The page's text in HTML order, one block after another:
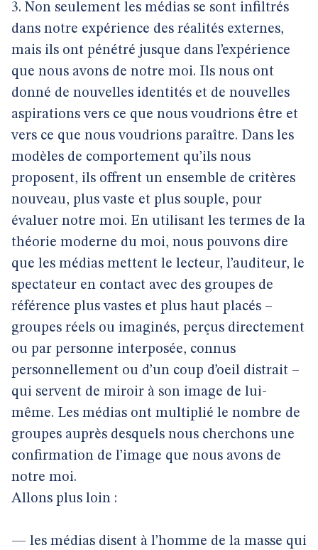
3. Non seulement les médias se sont infiltrés
dans notre expérience des réalités externes,
mais ils ont pénétré jusque dans l’expérience
que nous avons de notre moi. Ils nous ont
donné de nouvelles identités et de nouvelles
aspirations vers ce que nous voudrions être et
vers ce que nous voudrions paraître. Dans les
modèles de comportement qu’ils nous
proposent, ils offrent un ensemble de critères
nouveau, plus vaste et plus souple, pour
évaluer notre moi. En utilisant les termes de la
théorie moderne du moi, nous pouvons dire
que les médias mettent le lecteur, l’auditeur, le
spectateur en contact avec des groupes de
référence plus vastes et plus haut placés –
groupes réels ou imaginés, perçus directement
ou par personne interposée, connus
personnellement ou d’un coup d’oeil distrait –
qui servent de miroir à son image de lui-
même. Les médias ont multiplié le nombre de
groupes auprès desquels nous cherchons une
confirmation de l’image que nous avons de
notre moi.
Allons plus loin :
— les médias disent à l’homme de la masse qui